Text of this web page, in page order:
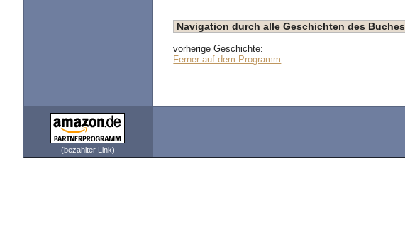
Navigation durch alle Geschichten des Buches
vorherige Geschichte:
Ferner auf dem Programm
(bezahlter Link)